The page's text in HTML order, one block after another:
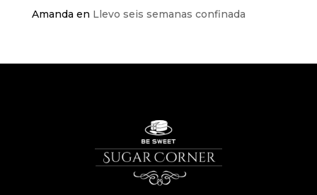
Amanda en Llevo seis semanas confinada